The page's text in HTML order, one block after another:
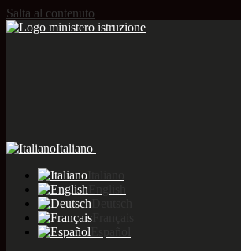
Salta al contenuto
Italiano